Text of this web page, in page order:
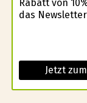
Rabatt von
das
Jetzt